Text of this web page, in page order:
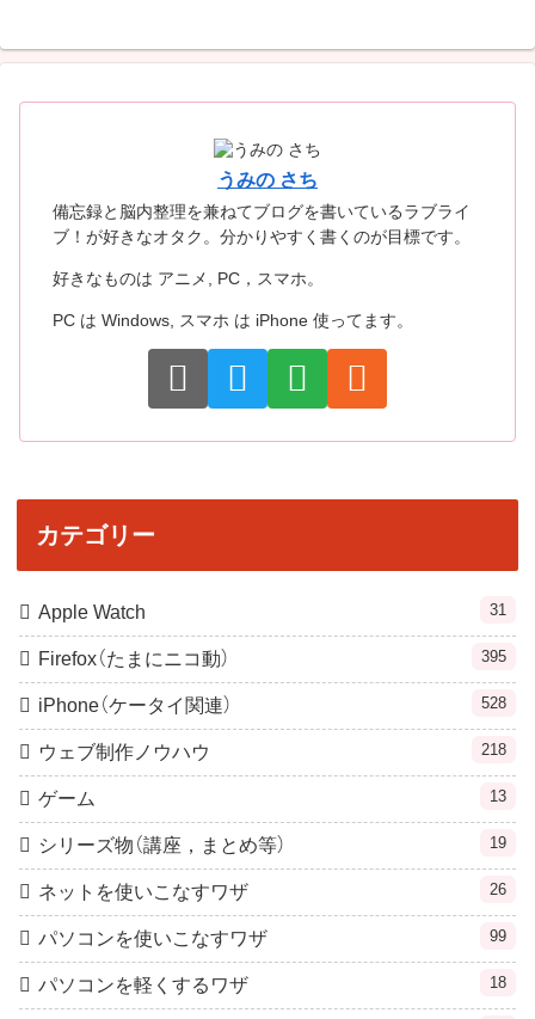
うみの さち
備忘録と脳内整理を兼ねてブログを書いているラブライ
ブ！が好きなオタク。分かりやすく書くのが目標です。
好きなものは アニメ, PC，スマホ。
PC は Windows, スマホ は iPhone 使ってます。
カテゴリー
Apple Watch 31
Firefox（たまにニコ動） 395
iPhone（ケータイ関連） 528
ウェブ制作ノウハウ 218
ゲーム 13
シリーズ物（講座，まとめ等） 19
ネットを使いこなすワザ 26
パソコンを使いこなすワザ 99
パソコンを軽くするワザ 18